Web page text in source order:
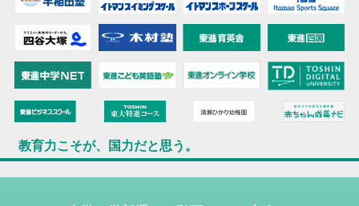
教育力こそが、国力だと思う。